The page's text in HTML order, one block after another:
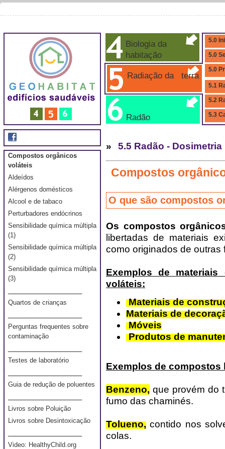
Biologia da
habitação
Radiação da terra
Radão
5.0
5.0
5.0
5.1
5.2
5.3
Compostos orgânicos
voláteis
Aldeídos
Alérgenos domésticos
Alcool e de tabaco
Perturbadores endócrinos
Sensibilidade química múltipla
(1)
Sensibilidade química múltipla
(2)
Sensibilidade química múltipla
(3)
Quartos de crianças
Perguntas frequentes sobre
contaminação
Testes de laboratório
Guia de redução de poluentes
Livros sobre Poluição
Livros sobre Desintoxicação
Video: HealthyChild.org
» 5.5 Radão - Dosimetria
Compostos
O que são compostos
Os compostos
libertadas de materiais
como originados de outras
Exemplos de
voláteis:
Materiais de
Materiais de
Móveis
Produtos de
Exemplos de
Benzeno, que provém do
fumo das chaminés.
Tolueno, contido nos
colas.